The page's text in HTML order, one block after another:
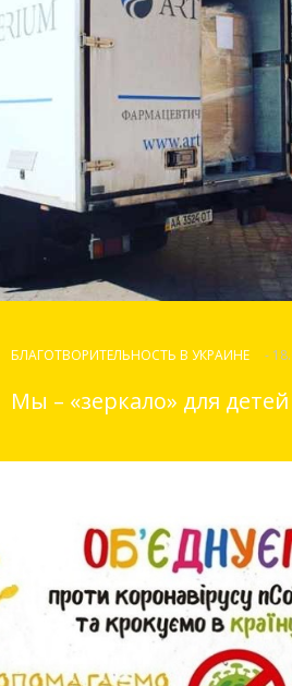
БЛАГОТВОРИТЕЛЬНОСТЬ В УКРАИНЕ -
Мы – «зеркало» для детей